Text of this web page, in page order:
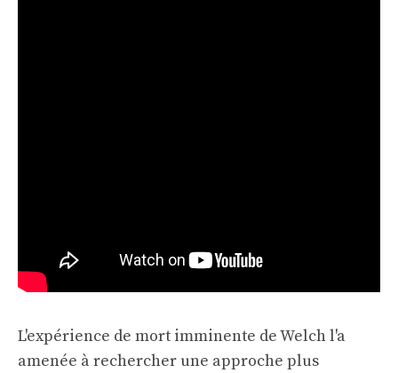
L'expérience de mort imminente de Welch l'a
amenée à rechercher une approche plus